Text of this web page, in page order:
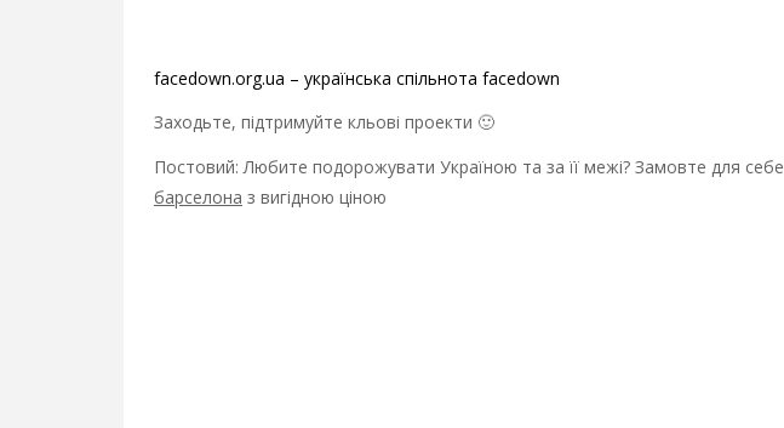
facedown.org.ua – українська спільнота facedown
Заходьте, підтримуйте кльові проекти 🙂
Постовий: Любите подорожувати Україною та за її межі? Замовте для себе
барселона з вигідною ціною